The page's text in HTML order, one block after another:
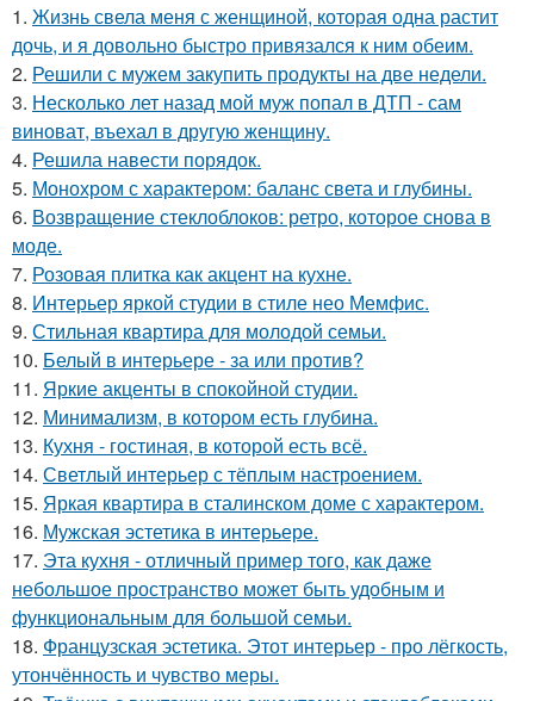
1. Жизнь свела меня с женщиной, которая одна растит
дочь, и я довольно быстро привязался к ним обеим.
2. Решили с мужем закупить продукты на две недели.
3. Несколько лет назад мой муж попал в ДТП - сам
виноват, въехал в другую женщину.
4. Решила навести порядок.
5. Монохром с характером: баланс света и глубины.
6. Возвращение стеклоблоков: ретро, которое снова в
моде.
7. Розовая плитка как акцент на кухне.
8. Интерьер яркой студии в стиле нео Мемфис.
9. Стильная квартира для молодой семьи.
10. Белый в интерьере - за или против?
11. Яркие акценты в спокойной студии.
12. Минимализм, в котором есть глубина.
13. Кухня - гостиная, в которой есть всё.
14. Светлый интерьер с тёплым настроением.
15. Яркая квартира в сталинском доме с характером.
16. Мужская эстетика в интерьере.
17. Эта кухня - отличный пример того, как даже
небольшое пространство может быть удобным и
функциональным для большой семьи.
18. Французская эстетика. Этот интерьер - про лёгкость,
утончённость и чувство меры.